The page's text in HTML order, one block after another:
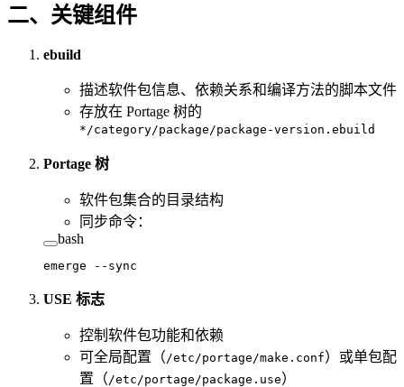
二、关键组件
ebuild
描述软件包信息、依赖关系和编译方法的脚本文件
存放在 Portage 树的
*/category/package/package-version.ebuild
Portage 树
软件包集合的目录结构
同步命令：
bash
emerge --sync
USE 标志
控制软件包功能和依赖
可全局配置（ /etc/portage/make.conf）或单包配
置（ /etc/portage/package.use）